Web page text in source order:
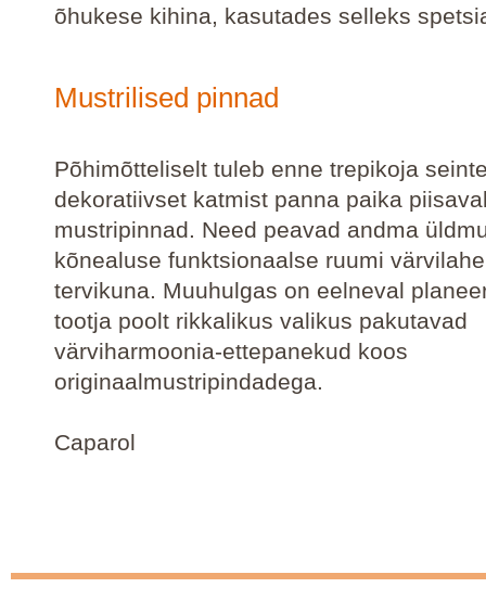
õhukese kihina, kasutades selleks
Mustrilised pinnad
Põhimõtteliselt tuleb enne trepikoja
dekoratiivset katmist panna paika
mustripinnad. Need peavad andma
kõnealuse funktsionaalse ruumi
tervikuna. Muuhulgas on eelneval
tootja poolt rikkalikus valikus pakutavad
värviharmoonia-ettepanekud koos
originaalmustripindadega.
Caparol